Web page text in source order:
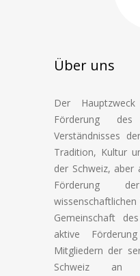
Über uns
Der
Förderung
Verständnisses
Tradition, Kultur
der Schweiz, aber
Förderung
Gemeinschaft
aktive
Mitgliedern der
Schweiz an